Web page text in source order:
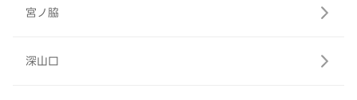
宮ノ脇
深山口